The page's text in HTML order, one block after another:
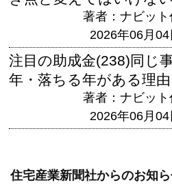
著者：ナビッ
2026年06月04
注目の助成金(238)同じ
年・落ちる年がある理由
著者：ナビッ
2026年06月04
住宅産業新聞社からのお知